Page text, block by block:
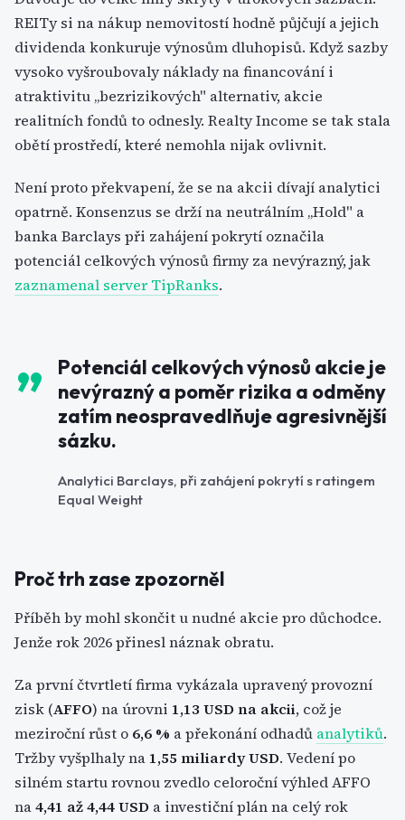
REITy si na nákup nemovitostí hodně půjčují a jejich
dividenda konkuruje výnosům dluhopisů. Když sazby
vysoko vyšroubovaly náklady na financování i
atraktivitu „bezrizikových" alternativ, akcie
realitních fondů to odnesly. Realty Income se tak stala
obětí prostředí, které nemohla nijak ovlivnit.
Není proto překvapení, že se na akcii dívají analytici
opatrně. Konsenzus se drží na neutrálním „Hold" a
banka Barclays při zahájení pokrytí označila
potenciál celkových výnosů firmy za nevýrazný, jak
zaznamenal server TipRanks.
Potenciál celkových výnosů akcie je
nevýrazný a poměr rizika a odměny
zatím neospravedlňuje agresivnější
sázku.
Analytici Barclays, při zahájení pokrytí s ratingem
Equal Weight
Proč trh zase zpozorněl
Příběh by mohl skončit u nudné akcie pro důchodce.
Jenže rok 2026 přinesl náznak obratu.
Za první čtvrtletí firma vykázala upravený provozní
zisk (AFFO) na úrovni 1,13 USD na akcii, což je
meziroční růst o 6,6 % a překonání odhadů analytiků.
Tržby vyšplhaly na 1,55 miliardy USD. Vedení po
silném startu rovnou zvedlo celoroční výhled AFFO
na4,41 až 4,44 USD a investiční plán na celý rok